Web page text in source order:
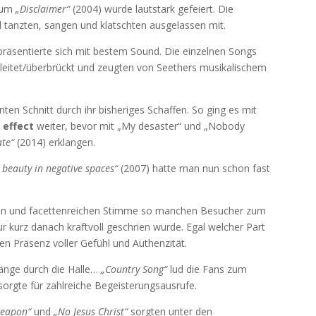
„Disclaimer“ (2004) wurde lautstark gefeiert. Die
sangen und klatschten ausgelassen mit.
sich mit bestem Sound. Die einzelnen Songs
überbrückt und zeugten von Seethers musikalischem
Schnitt durch ihr bisheriges Schaffen. So ging es mit
effect weiter, bevor mit „My desaster“ und „Nobody
(2014) erklangen.
in negative spaces“ (2007) hatte man nun schon fast
und facettenreichen Stimme so manchen Besucher zum
kurz danach kraftvoll geschrien wurde. Egal welcher Part
Präsenz voller Gefühl und Authenzität.
durch die Halle… „Country Song“lud die Fans zum
für zahlreiche Begeisterungsausrufe.
und „No Jesus Christ“sorgten unter den